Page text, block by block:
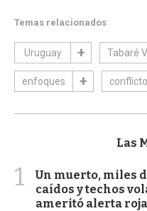
Temas relacionados
Uruguay Tabaré
enfoques
Las
1
Un muerto, miles
caídos y techos
ameritó alerta roja